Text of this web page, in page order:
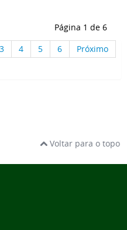
Página 1 de 6
3 4 5 6
Próximo
Voltar para o topo